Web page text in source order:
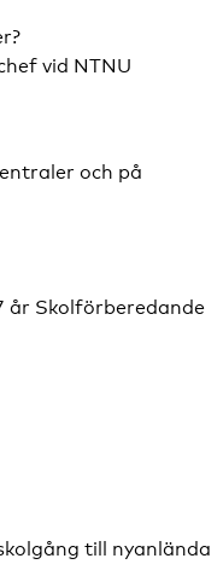
vid NTNU
och på
år Skolförberedande
till nyanlända